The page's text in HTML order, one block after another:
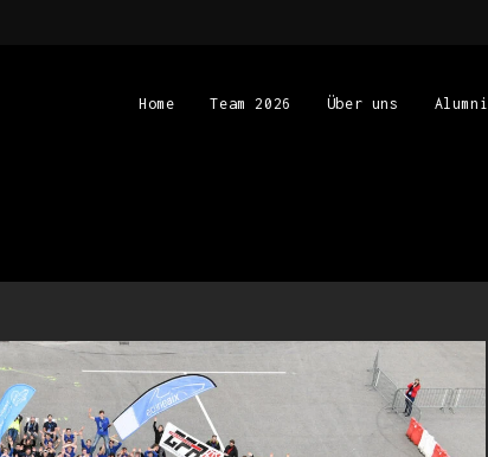
Home Team 2026 Über uns Alumni